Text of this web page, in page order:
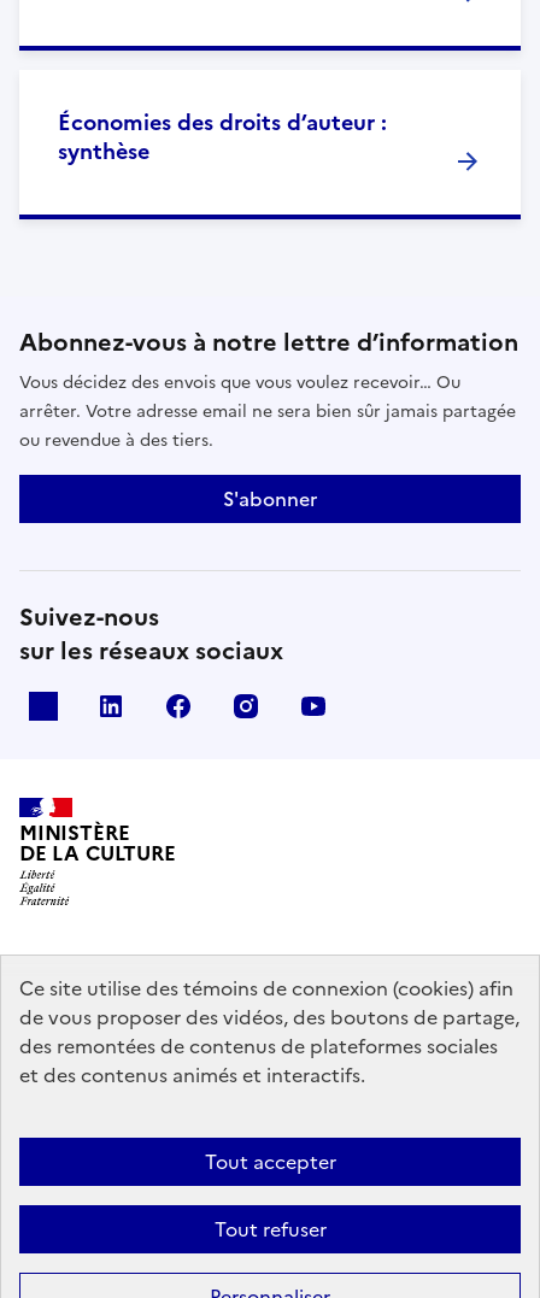
Ce site utilise des témoins de connexion (cookies) afin
de vous proposer des vidéos, des boutons de partage,
des remontées de contenus de plateformes sociales
et des contenus animés et interactifs.
Tout accepter
Tout refuser
Économies des droits d’auteur :
synthèse
Abonnez-vous à notre lettre d’information
Vous décidez des envois que vous voulez recevoir… Ou
arrêter. Votre adresse email ne sera bien sûr jamais partagée
ou revendue à des tiers.
S'abonner
Suivez-nous
sur les réseaux sociaux
linkedin facebook instagram
MINISTÈRE
DE LA CULTURE
data.gouv.fr legifrance.gouv.fr
info.gouv.fr
service-public.gouv.fr
Mentions légales Accessibilité : partiellement conforme
Politique
d’utilisation des témoins de connexion (cookies)
Plan du site
Sauf mention contraire, tous les contenus de ce site sont sous